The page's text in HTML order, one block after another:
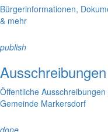
Bürgerinformationen,
& mehr
publish
Ausschreibungen
Öffentliche
Gemeinde Markersdorf
done